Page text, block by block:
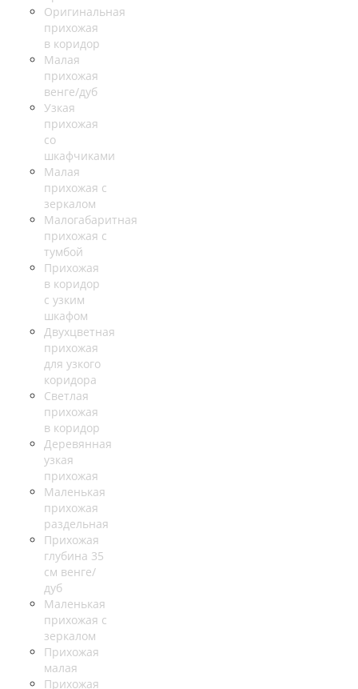
Оригинальная
прихожая
в коридор
Малая
прихожая
венге/дуб
Узкая
прихожая
со
шкафчиками
Малая
прихожая с
зеркалом
Малогабаритная
прихожая с
тумбой
Прихожая
в коридор
с узким
шкафом
Двухцветная
прихожая
для узкого
коридора
Светлая
прихожая
в коридор
Деревянная
узкая
прихожая
Маленькая
прихожая
раздельная
Прихожая
глубина 35
см венге/
дуб
Маленькая
прихожая с
зеркалом
Прихожая
малая
Прихожая